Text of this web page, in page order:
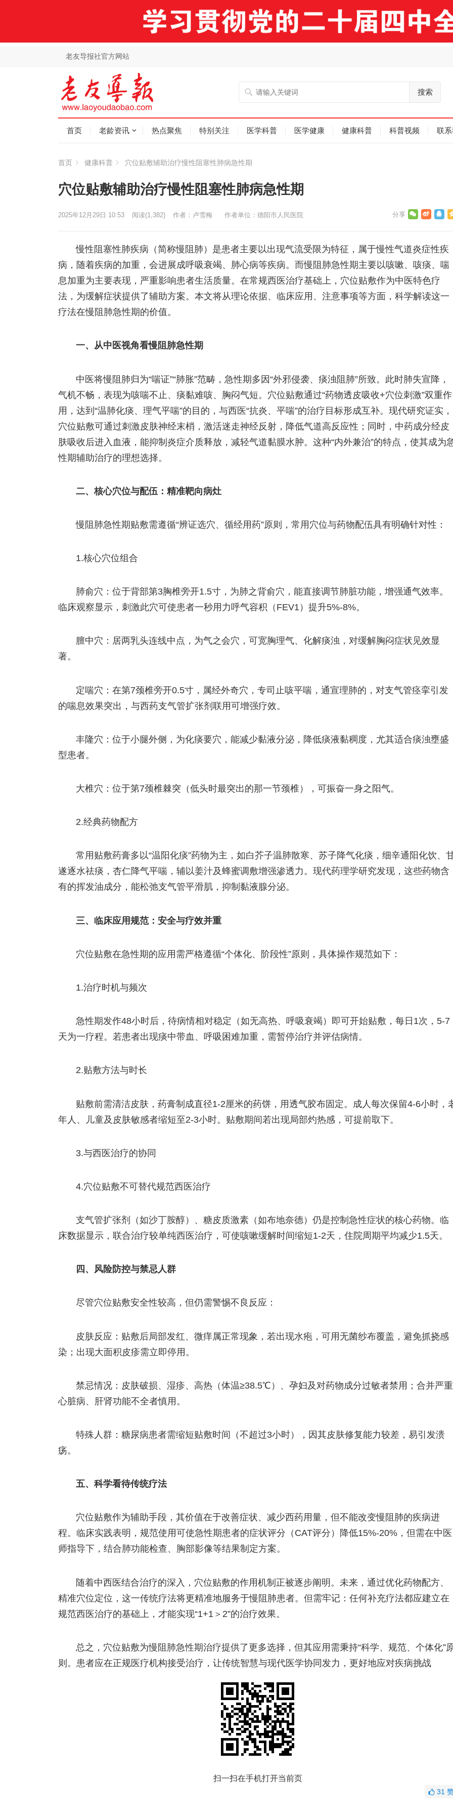
老友导报社官方网站
搜索
首页 老龄资讯 热点聚焦 特别关注 医学科普 医学健康 健康科普 科普视频 联
首页 健康科普 穴位贴敷辅助治疗慢性阻塞性肺病急性期
穴位贴敷辅助治疗慢性阻塞性肺病急性期
作者：卢雪梅 作者单位：德阳市人民医院
2025年12月29日 10:53 阅读(1,382)
慢性阻塞性肺疾病（简称慢阻肺）是患者主要以出现气流受限为特征，属于慢性气道炎症性疾
病，随着疾病的加重，会进展成呼吸衰竭、肺心病等疾病。而慢阻肺急性期主要以咳嗽、咳痰、喘
息加重为主要表现，严重影响患者生活质量。在常规西医治疗基础上，穴位贴敷作为中医特色疗
法，为缓解症状提供了辅助方案。本文将从理论依据、临床应用、注意事项等方面，科学解读这一
疗法在慢阻肺急性期的价值。
一、从中医视角看慢阻肺急性期
中医将慢阻肺归为“喘证”“肺胀”范畴，急性期多因“外邪侵袭、痰浊阻肺”所致。此时肺失宣降，
气机不畅，表现为咳喘不止、痰黏难咳、胸闷气短。穴位贴敷通过“药物透皮吸收+穴位刺激”双重作
用，达到“温肺化痰、理气平喘”的目的，与西医“抗炎、平喘”的治疗目标形成互补。现代研究证实，
穴位贴敷可通过刺激皮肤神经末梢，激活迷走神经反射，降低气道高反应性；同时，中药成分经皮
肤吸收后进入血液，能抑制炎症介质释放，减轻气道黏膜水肿。这种“内外兼治”的特点，使其成为
性期辅助治疗的理想选择。
二、核心穴位与配伍：精准靶向病灶
慢阻肺急性期贴敷需遵循“辨证选穴、循经用药”原则，常用穴位与药物配伍具有明确针对性：
1.核心穴位组合
肺俞穴：位于背部第3胸椎旁开1.5寸，为肺之背俞穴，能直接调节肺脏功能，增强通气效率。
临床观察显示，刺激此穴可使患者一秒用力呼气容积（FEV1）提升5%-8%。
膻中穴：居两乳头连线中点，为气之会穴，可宽胸理气、化解痰浊，对缓解胸闷症状见效显
著。
定喘穴：在第7颈椎旁开0.5寸，属经外奇穴，专司止咳平喘，通宣理肺的，对支气管痉挛引发
的喘息效果突出，与西药支气管扩张剂联用可增强疗效。
丰隆穴：位于小腿外侧，为化痰要穴，能减少黏液分泌，降低痰液黏稠度，尤其适合痰浊壅盛
型患者。
大椎穴：位于第7颈椎棘突（低头时最突出的那一节颈椎），可振奋一身之阳气。
2.经典药物配方
常用贴敷药膏多以“温阳化痰”药物为主，如白芥子温肺散寒、苏子降气化痰，细辛通阳化饮、
遂逐水祛痰，杏仁降气平喘，辅以姜汁及蜂蜜调敷增强渗透力。现代药理学研究发现，这些药物含
有的挥发油成分，能松弛支气管平滑肌，抑制黏液腺分泌。
三、临床应用规范：安全与疗效并重
穴位贴敷在急性期的应用需严格遵循“个体化、阶段性”原则，具体操作规范如下：
1.治疗时机与频次
急性期发作48小时后，待病情相对稳定（如无高热、呼吸衰竭）即可开始贴敷，每日1次，5-7
天为一疗程。若患者出现痰中带血、呼吸困难加重，需暂停治疗并评估病情。
2.贴敷方法与时长
贴敷前需清洁皮肤，药膏制成直径1-2厘米的药饼，用透气胶布固定。成人每次保留4-6小时，
年人、儿童及皮肤敏感者缩短至2-3小时。贴敷期间若出现局部灼热感，可提前取下。
3.与西医治疗的协同
4.穴位贴敷不可替代规范西医治疗
支气管扩张剂（如沙丁胺醇）、糖皮质激素（如布地奈德）仍是控制急性症状的核心药物。临
床数据显示，联合治疗较单纯西医治疗，可使咳嗽缓解时间缩短1-2天，住院周期平均减少1.5天。
四、风险防控与禁忌人群
尽管穴位贴敷安全性较高，但仍需警惕不良反应：
皮肤反应：贴敷后局部发红、微痒属正常现象，若出现水疱，可用无菌纱布覆盖，避免抓挠感
染；出现大面积皮疹需立即停用。
禁忌情况：皮肤破损、湿疹、高热（体温≥38.5℃）、孕妇及对药物成分过敏者禁用；合并严重
心脏病、肝肾功能不全者慎用。
特殊人群：糖尿病患者需缩短贴敷时间（不超过3小时），因其皮肤修复能力较差，易引发溃
疡。
五、科学看待传统疗法
穴位贴敷作为辅助手段，其价值在于改善症状、减少西药用量，但不能改变慢阻肺的疾病进
程。临床实践表明，规范使用可使急性期患者的症状评分（CAT评分）降低15%-20%，但需在中医
师指导下，结合肺功能检查、胸部影像等结果制定方案。
随着中西医结合治疗的深入，穴位贴敷的作用机制正被逐步阐明。未来，通过优化药物配方、
精准穴位定位，这一传统疗法将更精准地服务于慢阻肺患者。但需牢记：任何补充疗法都应建立在
规范西医治疗的基础上，才能实现“1+1＞2”的治疗效果。
总之，穴位贴敷为慢阻肺急性期治疗提供了更多选择，但其应用需秉持“科学、规范、个体化”
则。患者应在正规医疗机构接受治疗，让传统智慧与现代医学协同发力，更好地应对疾病挑战
扫一扫在手机打开当前页
31